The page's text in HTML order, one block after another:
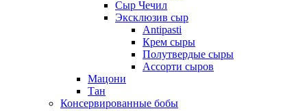
Сыр Чечил
Эксклюзив сыр
Antipasti
Крем сыры
Полутвердые сыры
Ассорти сыров
Мацони
Тан
Консервированные бобы